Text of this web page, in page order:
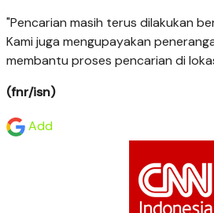
"Pencarian masih terus dilakukan
Kami juga mengupayakan
membantu proses pencarian di
(fnr/isn)
Add